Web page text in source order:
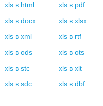
xls в html xls в pdf
xls в docx xls в xlsx
xls в xml xls в rtf
xls в ods xls в ots
xls в stc xls в xlt
xls в sdc xls в dbf